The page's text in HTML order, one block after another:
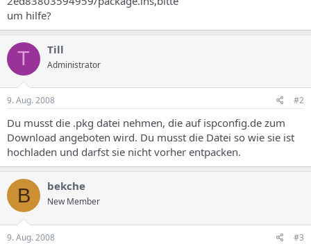
e
m
a
s
m
um hilfe?
T Till
Administrator
9. Aug. 2008 #2
Du musst die .pkg datei nehmen, die auf ispconfig.de zum
Download angeboten wird. Du musst die Datei so wie sie ist
hochladen und darfst sie nicht vorher entpacken.
B bekche
New Member
9. Aug. 2008 #3